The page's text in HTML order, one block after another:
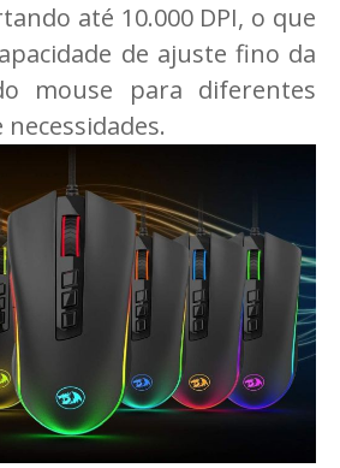
até 10.000 DPI, o que
de ajuste fino da
mouse para diferentes